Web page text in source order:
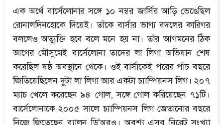
এক অর্থে বার্সেলোনার সঙ্গে ১০ নম্বর জার্সির আড়ি ভেঙেছিল
রোনালদিনহোকে দিয়েই। তাঁকে বার্সার ভাগ্য বদলের কারিগর
বললেও অত্যুক্তি হবে বলে মনে হয় না। তাঁর আগমনের ঠিক
আগের মৌসুমেই বার্সেলোনা তাদের লা লিগা অভিযান শেষ
করেছিল ষষ্ঠ অবস্থানে থেকে। ওই বার্সাকেই পরের পাঁচ বছরে
জিতিয়েছিলেন দুটা লা লিগা আর একটা চ্যাম্পিয়নস লিগ। ২০৭
ম্যাচ খেলে করেছেন ৯৪ গোল, সঙ্গে গোল করিয়েছেন ৭১টি।
বার্সেলোনাকে ২০০৫ সালে চ্যাম্পিয়নস লিগ জেতানোর বছরে
নিজে জিতেছেন ব্যালন ডি'অরও। অবশ্য এসব নিরেট সংখ্যা